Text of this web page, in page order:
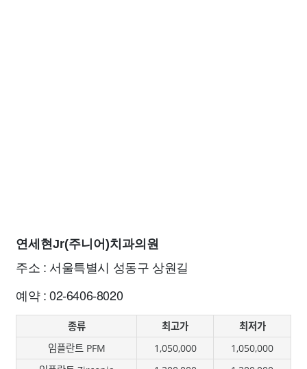
연세현Jr(주니어)치과의원
주소 : 서울특별시 성동구 상원길
예약 : 02-6406-8020
종류 최고가
최저가
임플란트 PFM
1,050,000
1,050,000